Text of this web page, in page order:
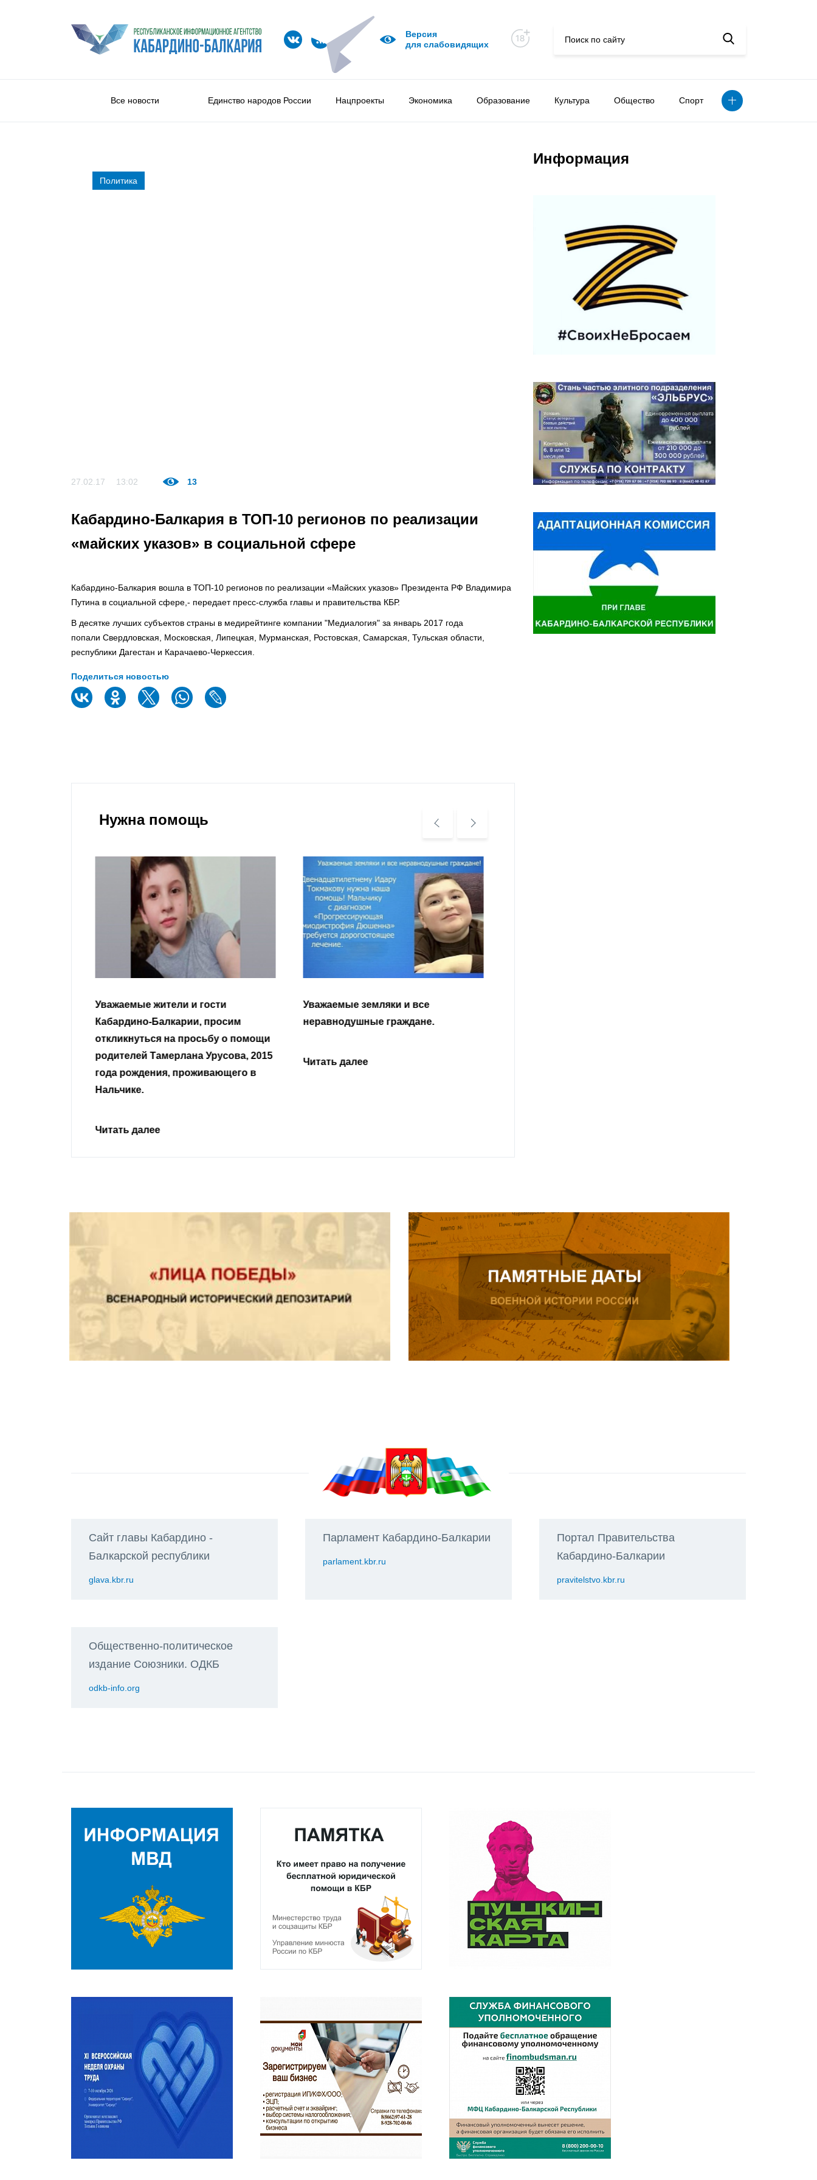
Версия
для слабовидящих
Все новости Единство народов России Нацпроекты Экономика Образование Культура Общество Спорт
Политика
27.02.17 13:02 13
Кабардино-Балкария в ТОП-10 регионов по реализации
«майских указов» в социальной сфере
Кабардино-Балкария вошла в ТОП-10 регионов по реализации «Майских указов» Президента РФ Владимира
Путина в социальной сфере,- передает пресс-служба главы и правительства КБР.
В десятке лучших субъектов страны в медирейтинге компании "Медиалогия" за январь 2017 года
попали Свердловская, Московская, Липецкая, Мурманская, Ростовская, Самарская, Тульская области,
республики Дагестан и Карачаево-Черкессия.
Поделиться новостью
Информация
Нужна помощь
Уважаемые земляки и все
неравнодушные граждане.
Читать далее
Читать далее
Сайт главы Кабардино -
Балкарской республики
glava.kbr.ru
Парламент Кабардино-Балкарии
parlament.kbr.ru
Портал Правительства
Кабардино-Балкарии
pravitelstvo.kbr.ru
Общественно-политическое
издание Союзники. ОДКБ
odkb-info.org